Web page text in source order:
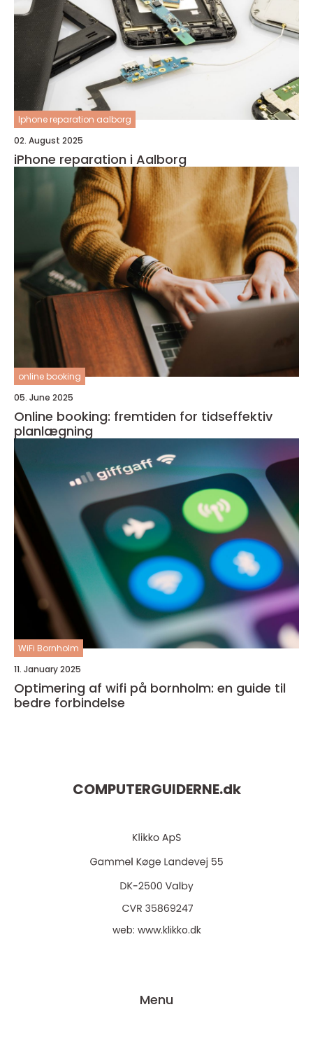
Iphone reparation aalborg
02. August 2025
iPhone reparation i Aalborg
online booking
05. June 2025
Online booking: fremtiden for tidseffektiv
planlægning
WiFi Bornholm
11. January 2025
Optimering af wifi på bornholm: en guide til
bedre forbindelse
COMPUTERGUIDERNE.dk
web: www.klikko.dk
Menu